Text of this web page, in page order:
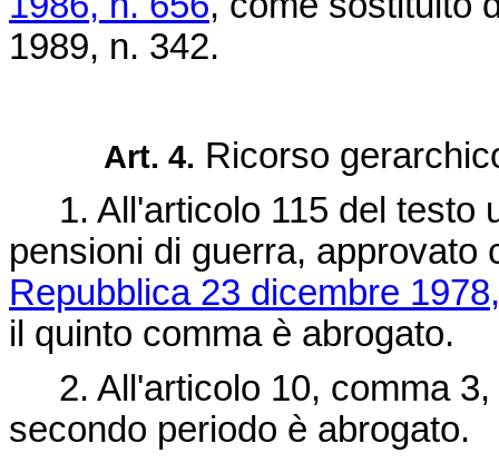
1989, n. 342.
Art. 4. Ricorso
1. All'articolo 115 del testo
pensioni di guerra, approvato
Repubblica 23 dicembre
il quinto comma è abrogato.
2. All'articolo 10, comma
secondo periodo è abrogato.